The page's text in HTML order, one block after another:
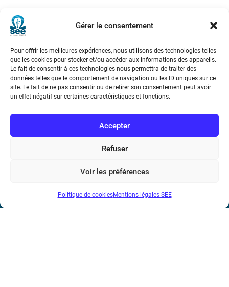
Gérer le consentement
Pour offrir les meilleures expériences, nous utilisons des technologies telles
que les cookies pour stocker et/ou accéder aux informations des appareils.
Le fait de consentir à ces technologies nous permettra de traiter des
données telles que le comportement de navigation ou les ID uniques sur ce
site. Le fait de ne pas consentir ou de retirer son consentement peut avoir
un effet négatif sur certaines caractéristiques et fonctions.
Accepter
Refuser
Voir les préférences
Politique de cookiesMentions légales-SEE
Société de l’Electricité, de l’Electronique et des Technologies
de l’Information et de la Communication
Métro : « Boissière » Ligne 6 et « Iéna » Ligne 9
Téléphone : (+33) 1 56 90 37 17
N° de SIREN : 785 393 232, Code APE : 9412Z TVA intra-